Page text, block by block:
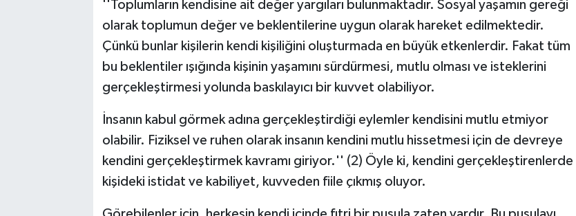
''Toplumların kendisine ait değer yargıları bulunmaktadır. Sosyal yaşamın gereği
olarak toplumun değer ve beklentilerine uygun olarak hareket edilmektedir.
Çünkü bunlar kişilerin kendi kişiliğini oluşturmada en büyük etkenlerdir. Fakat tüm
bu beklentiler ışığında kişinin yaşamını sürdürmesi, mutlu olması ve isteklerini
gerçekleştirmesi yolunda baskılayıcı bir kuvvet olabiliyor.
İnsanın kabul görmek adına gerçekleştirdiği eylemler kendisini mutlu etmiyor
olabilir. Fiziksel ve ruhen olarak insanın kendini mutlu hissetmesi için de devreye
kendini gerçekleştirmek kavramı giriyor.'' (2) Öyle ki, kendini gerçekleştirenlerde
kişideki istidat ve kabiliyet, kuvveden fiile çıkmış oluyor.